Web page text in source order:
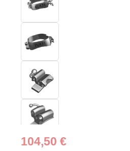
Regulärer Preis:
104,50 €